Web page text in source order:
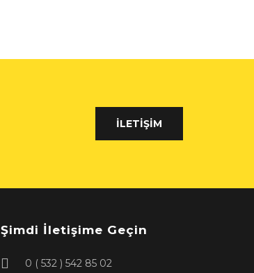
İLETIŞIM
Şimdi İletişime Geçin
0 ( 532 ) 542 85 02